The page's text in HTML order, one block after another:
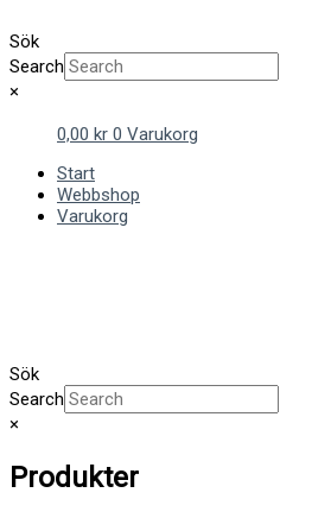
Sök
Search
×
0,00 kr 0 Varukorg
Start
Webbshop
Varukorg
Sök
Search
×
Produkter